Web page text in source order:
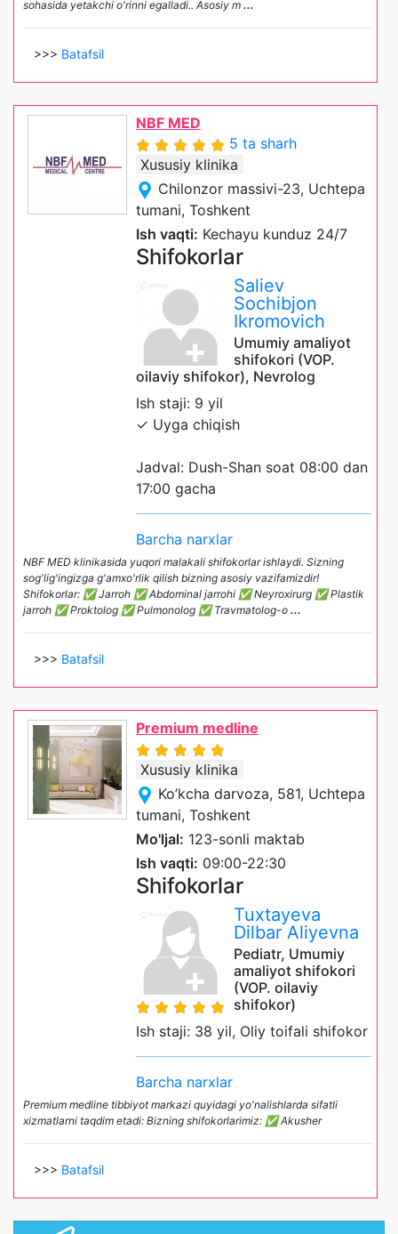
sohasida yetakchi o'rinni egalladi.. Asosiy m ...
>>> Batafsil
NBF MED
5 ta sharh
Xususiy klinika
Chilonzor massivi-23, Uchtepa
tumani, Toshkent
Ish vaqti: Kechayu kunduz 24/7
Shifokorlar
Saliev
Sochibjon
Ikromovich
Umumiy amaliyot
shifokori (VOP.
oilaviy shifokor), Nevrolog
Ish staji: 9 yil
✓ Uyga chiqish
Jadval: Dush-Shan soat 08:00 dan
17:00 gacha
Barcha narxlar
NBF MED klinikasida yuqori malakali shifokorlar ishlaydi. Sizning
sog'lig'ingizga g'amxo'rlik qilish bizning asosiy vazifamizdir!
Shifokorlar: ✅ Jarroh ✅ Abdominal jarrohi ✅ Neyroxirurg ✅ Plastik
jarroh ✅ Proktolog ✅ Pulmonolog ✅ Travmatolog-o ...
>>> Batafsil
Premium medline
Xususiy klinika
Ko’kcha darvoza, 581, Uchtepa
tumani, Toshkent
Mo'ljal: 123-sonli maktab
Ish vaqti: 09:00-22:30
Shifokorlar
Tuxtayeva
Dilbar Aliyevna
Pediatr, Umumiy
amaliyot shifokori
(VOP. oilaviy
shifokor)
Ish staji: 38 yil, Oliy toifali shifokor
Barcha narxlar
Premium medline tibbiyot markazi quyidagi yo'nalishlarda sifatli
xizmatlarni taqdim etadi: Bizning shifokorlarimiz: ✅ Akusher
>>> Batafsil